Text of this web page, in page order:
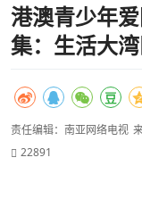
港澳青少年
集：生活大
责任编辑：南亚网络电视
22891